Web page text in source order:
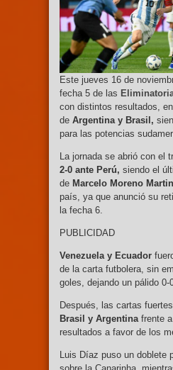
Este jueves 16 de
fecha 5 de las
con distintos resultados,
de Argentina y Brasil,
para las potencias
La jornada se abrió con el
2-0 ante Perú, siendo el
de Marcelo Moreno
país, ya que anunció su
la fecha 6.
PUBLICIDAD
Venezuela y Ecuador
de la carta futbolera, sin
goles, dejando un pálido 0-
Después, las cartas
Brasil y Argentinafrente a
resultados a favor de los
Luis Díaz puso un doblete